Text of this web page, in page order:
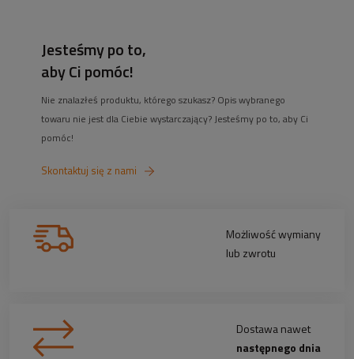
Możliwość wymiany
lub zwrotu
Dostawa nawet
następnego dnia
Jesteśmy po to,
aby Ci pomóc!
Nie znalazłeś produktu, którego szukasz? Opis wybranego
towaru nie jest dla Ciebie wystarczający? Jesteśmy po to, aby Ci
pomóc!
Skontaktuj się z nami